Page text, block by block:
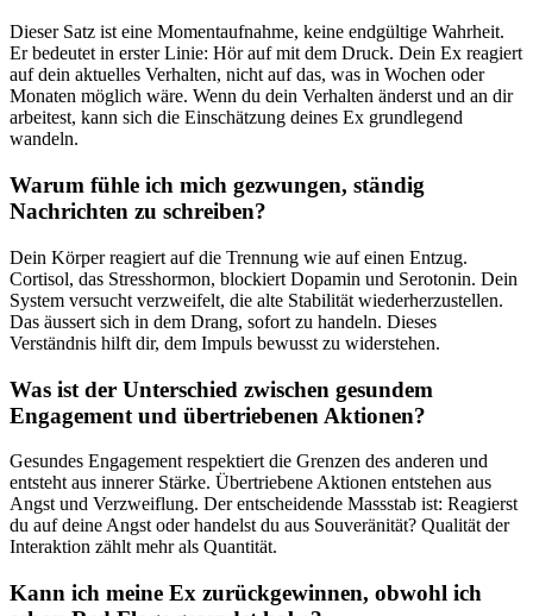
Dieser Satz ist eine Momentaufnahme, keine endgültige Wahrheit.
Er bedeutet in erster Linie: Hör auf mit dem Druck. Dein Ex reagiert
auf dein aktuelles Verhalten, nicht auf das, was in Wochen oder
Monaten möglich wäre. Wenn du dein Verhalten änderst und an dir
arbeitest, kann sich die Einschätzung deines Ex grundlegend
wandeln.
Warum fühle ich mich gezwungen, ständig
Nachrichten zu schreiben?
Dein Körper reagiert auf die Trennung wie auf einen Entzug.
Cortisol, das Stresshormon, blockiert Dopamin und Serotonin. Dein
System versucht verzweifelt, die alte Stabilität wiederherzustellen.
Das äussert sich in dem Drang, sofort zu handeln. Dieses
Verständnis hilft dir, dem Impuls bewusst zu widerstehen.
Was ist der Unterschied zwischen gesundem
Engagement und übertriebenen Aktionen?
Gesundes Engagement respektiert die Grenzen des anderen und
entsteht aus innerer Stärke. Übertriebene Aktionen entstehen aus
Angst und Verzweiflung. Der entscheidende Massstab ist: Reagierst
du auf deine Angst oder handelst du aus Souveränität? Qualität der
Interaktion zählt mehr als Quantität.
Kann ich meine Ex zurückgewinnen, obwohl ich